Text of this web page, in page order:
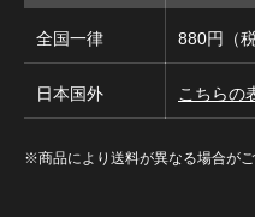
全国一律 880円（税
日本国外 こちらの
※商品により送料が異なる場合がご